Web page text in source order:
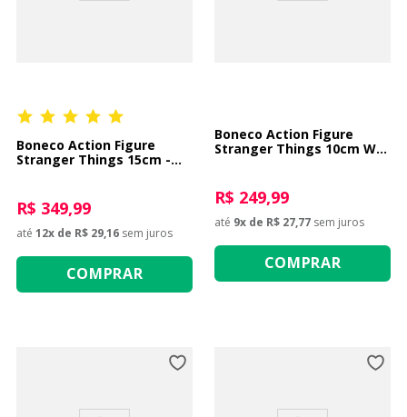
Boneco Action Figure
Stranger Things 15cm -
R$ 349,99
até 12x de R$ 29,16 sem juros
COMPRAR
Boneco Action Figure
Stranger Things 10cm Will
R$ 249,99
até 9x de R$ 27,77 sem juros
COMPRAR